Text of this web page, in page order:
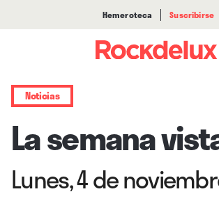
Hemeroteca Suscribirse
Noticias
La semana
Lunes, 4 de